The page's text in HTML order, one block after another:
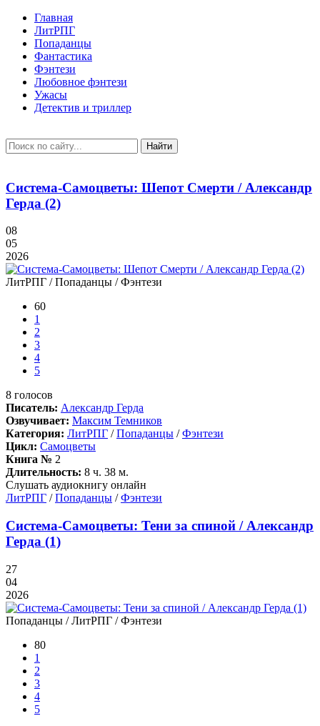
Главная
ЛитРПГ
Попаданцы
Фантастика
Фэнтези
Любовное фэнтези
Ужасы
Детектив и триллер
Найти
Система-Самоцветы: Шепот Смерти / Александр
Герда (2)
08
05
2026
ЛитРПГ / Попаданцы / Фэнтези
60
1
2
3
4
5
8 голосов
Писатель: Александр Герда
Озвучивает: Максим Темников
Категория: ЛитРПГ /Попаданцы /Фэнтези
Цикл: Самоцветы
Книга № 2
Длительность: 8 ч. 38 м.
Слушать аудиокнигу онлайн
ЛитРПГ /Попаданцы /Фэнтези
Система-Самоцветы: Тени за спиной / Александр
Герда (1)
27
04
2026
Попаданцы / ЛитРПГ / Фэнтези
80
1
2
3
4
5